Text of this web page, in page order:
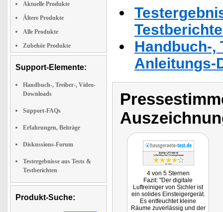
Aktuelle Produkte
Ältere Produkte
Alle Produkte
Zubehör Produkte
Support-Elemente:
Handbuch-, Treiber-, Video-
Downloads
Support-FAQs
Erfahrungen, Beiträge
Diskussions-Forum
Testergebnisse aus Tests &
Testberichten
Produkt-Suche:
Handbuch-,
Anleitungs-
4 von 5 Sternen
Fazit: "Der digitale
Luftreiniger von Sichler ist
ein solides Einsteigergerät.
Es entfeuchtet kleine
Räume zuverlässig und der